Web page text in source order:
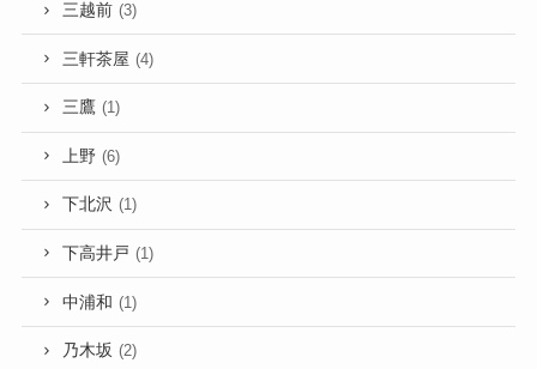
三越前 (3)
三軒茶屋 (4)
三鷹 (1)
上野 (6)
下北沢 (1)
下高井戸 (1)
中浦和 (1)
乃木坂 (2)